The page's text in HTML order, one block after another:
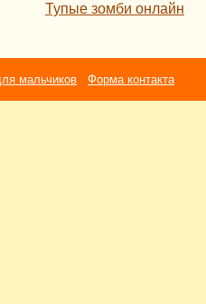
Тупые зомби онлайн
мальчиков Форма контакта